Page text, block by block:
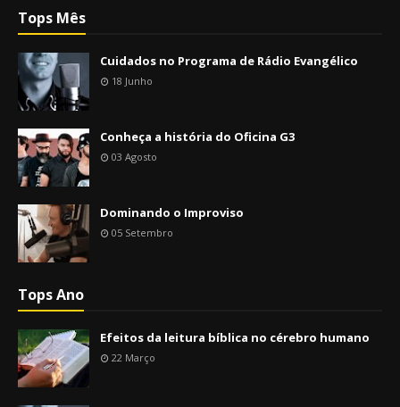
Tops Mês
Cuidados no Programa de Rádio Evangélico
18 Junho
Conheça a história do Oficina G3
03 Agosto
Dominando o Improviso
05 Setembro
Tops Ano
Efeitos da leitura bíblica no cérebro humano
22 Março